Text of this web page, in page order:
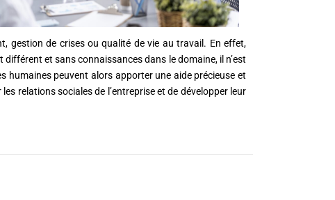
gestion de crises ou qualité de vie au travail. En effet,
et sans connaissances dans le domaine, il n’est
humaines peuvent alors apporter une aide précieuse et
relations sociales de l’entreprise et de développer leur